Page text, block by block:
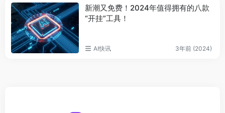
新潮又免费！2024年值得拥有的八款
“开挂”工具！
AI快讯 3年前 (2024)